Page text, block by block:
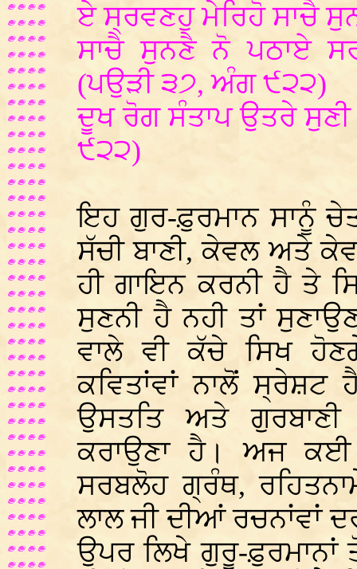
ਏ ਸ੍ਰਵਣਹੁ ਮੇਰਿਹੋ ਸਾਚੈ
ਸਾਚੈ ਸੁਨਣੈ ਨੋ ਪਠਾਏ
(ਪਉੜੀ ੩੭, ਅੰਗ ੯੨੨)
ਦੂਖ ਰੋਗ ਸੰਤਾਪ ਉਤਰੇ ਸੁਣੀ
੯੨੨)
ਇਹ ਗੁਰ-ਫ਼ੁਰਮਾਨ ਸਾਨੂੰ
ਸੱਚੀ ਬਾਣੀ, ਕੇਵਲ ਅਤੇ
ਹੀ ਗਾਇਨ ਕਰਨੀ ਹੈ ਤੇ
ਸੁਣਨੀ ਹੈ ਨਹੀ ਤਾਂ
ਵਾਲੇ ਵੀ ਕੱਚੇ ਸਿਖ
ਕਵਿਤਾਂਵਾਂ ਨਾਲੋਂ
ਉਸਤਤਿ ਅਤੇ ਗੁਰਬਾਣੀ
ਕਰਾਉਣਾ ਹੈ। ਅਜ
ਸਰਬਲੋਹ ਗ੍ਰੰਥ,
ਲਾਲ ਜੀ ਦੀਆਂ ਰਚਨਾਂਵਾਂ
ਉਪਰ ਲਿਖੇ ਗੁਰੂ-ਫ਼ੁਰਮਾਨਾਂ